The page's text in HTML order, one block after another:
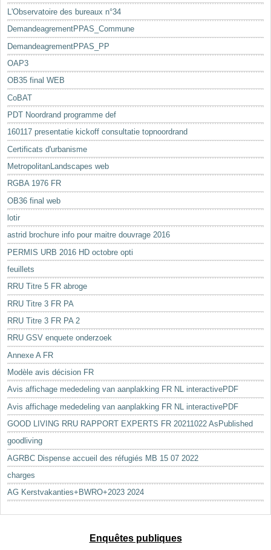
L'Observatoire des bureaux n°34
DemandeagrementPPAS_Commune
DemandeagrementPPAS_PP
OAP3
OB35 final WEB
CoBAT
PDT Noordrand programme def
160117 presentatie kickoff consultatie topnoordrand
Certificats d'urbanisme
MetropolitanLandscapes web
RGBA 1976 FR
OB36 final web
lotir
astrid brochure info pour maitre douvrage 2016
PERMIS URB 2016 HD octobre opti
feuillets
RRU Titre 5 FR abroge
RRU Titre 3 FR PA
RRU Titre 3 FR PA 2
RRU GSV enquete onderzoek
Annexe A FR
Modèle avis décision FR
Avis affichage mededeling van aanplakking FR NL interactivePDF
Avis affichage mededeling van aanplakking FR NL interactivePDF
GOOD LIVING RRU RAPPORT EXPERTS FR 20211022 AsPublished
goodliving
AGRBC Dispense accueil des réfugiés MB 15 07 2022
charges
AG Kerstvakanties+BWRO+2023 2024
Enquêtes publiques